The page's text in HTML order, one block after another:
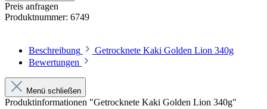
Preis anfragen
Produktnummer: 6749
Beschreibung
Getrocknete Kaki Golden Lion 340g
Bewertungen
Menü schließen
Produktinformationen "Getrocknete Kaki Golden Lion 340g"